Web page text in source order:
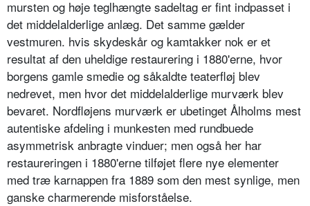
mursten og høje teglhængte sadeltag er fint indpasset i
det middelalderlige anlæg. Det samme gælder
vestmuren. hvis skydeskår og kamtakker nok er et
resultat af den uheldige restaurering i 1880'erne, hvor
borgens gamle smedie og såkaldte teaterfløj blev
nedrevet, men hvor det middelalderlige murværk blev
bevaret. Nordfløjens murværk er ubetinget Ålholms mest
autentiske afdeling i munkesten med rundbuede
asymmetrisk anbragte vinduer; men også her har
restaureringen i 1880'erne tilføjet flere nye elementer
med træ karnappen fra 1889 som den mest synlige, men
ganske charmerende misforståelse.